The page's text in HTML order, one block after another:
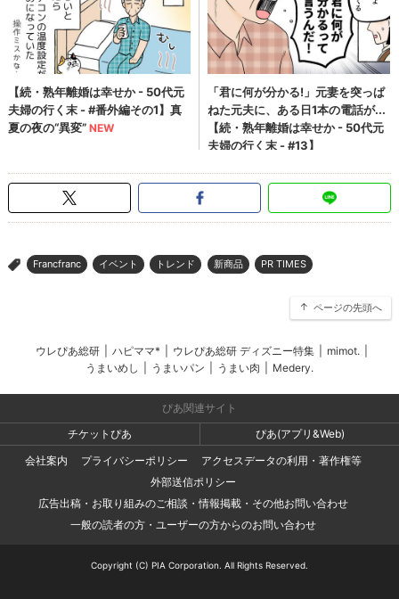
> Francfranc イベント トレンド 新商品 PR TIMES
ページの先頭へ
ウレぴあ総研 ハピママ* ウレぴあ総研 ディズニー特集 mimot.
うまいめし
うまいパン うまい肉 Medery.
ぴあ関連サイト
チケットぴあ
ぴあ(アプリ&Web)
会社案内
プライバシーポリシー
アクセスデータの利用・著作権等
外部送信ポリシー
広告出稿・お取り組みのご相談・情報掲載・その他お問い合わせ
一般の読者の方・ユーザーの方からのお問い合わせ
Copyright (C) PIA Corporation. All Rights Reserved.